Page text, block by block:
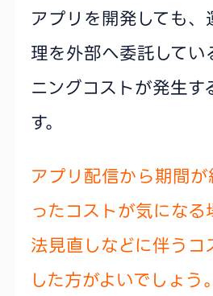
アプリを開発しても
理を外部へ委託して
ニングコストが発生す
す。
アプリ配信から期間
ったコストが気にな
法見直しなどに伴う
した方がよいでしょ